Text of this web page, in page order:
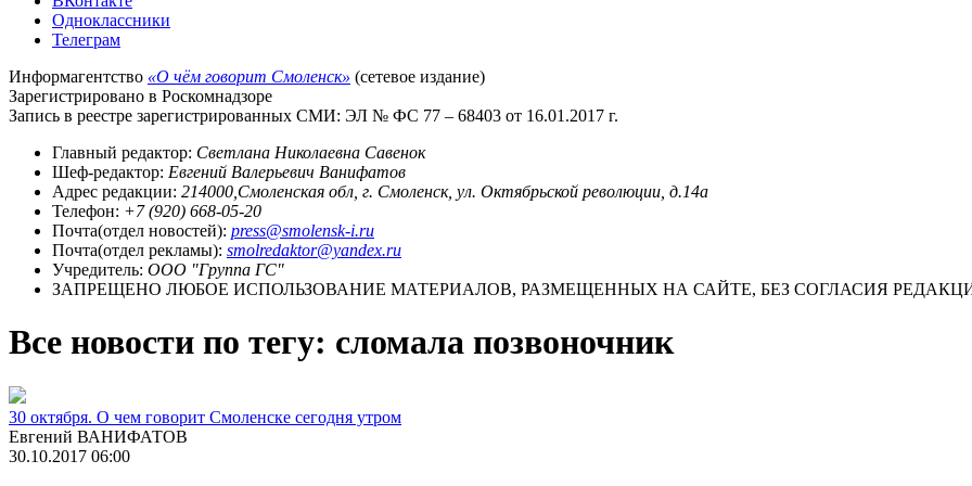
Одноклассники
Телеграм
Информагентство «О чём говорит Смоленск» (сетевое издание)
Зарегистрировано в Роскомнадзоре
Запись в реестре зарегистрированных СМИ: ЭЛ № ФС 77 – 68403 от 16.01.2017 г.
Главный редактор: Светлана Николаевна Савенок
Шеф-редактор: Евгений Валерьевич Ванифатов
Адрес редакции: 214000,Смоленская обл, г. Смоленск, ул. Октябрьской революции, д.14а
Телефон: +7 (920) 668-05-20
Почта(отдел новостей): press@smolensk-i.ru
Почта(отдел рекламы): smolredaktor@yandex.ru
Учредитель: ООО "Группа ГС"
ЗАПРЕЩЕНО ЛЮБОЕ ИСПОЛЬЗОВАНИЕ МАТЕРИАЛОВ, РАЗМЕЩЕННЫХ НА САЙТЕ, БЕЗ СОГЛАСИЯ
Все новости по тегу: сломала позвоночник
30 октября. О чем говорит Смоленске сегодня утром
Евгений ВАНИФАТОВ
30.10.2017 06:00